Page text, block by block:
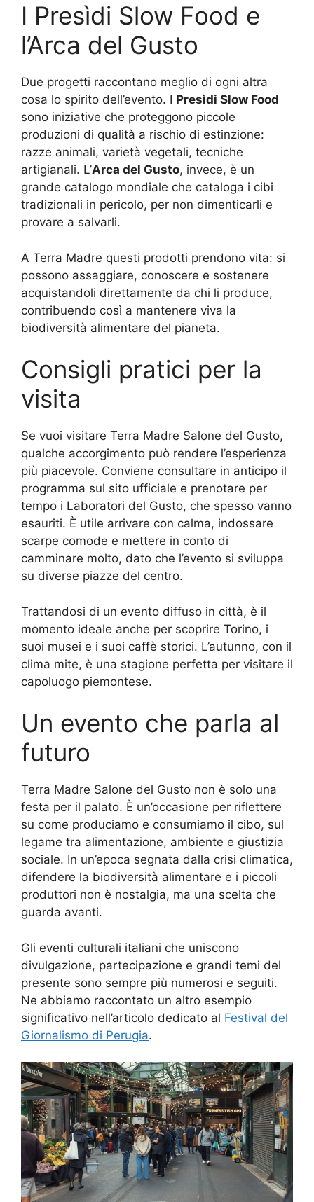
I Presìdi Slow Food e
l’Arca del Gusto
Due progetti raccontano meglio di ogni altra
cosa lo spirito dell’evento. I Presìdi Slow Food
sono iniziative che proteggono piccole
produzioni di qualità a rischio di estinzione:
razze animali, varietà vegetali, tecniche
artigianali. L’Arca del Gusto, invece, è un
grande catalogo mondiale che cataloga i cibi
tradizionali in pericolo, per non dimenticarli e
provare a salvarli.
A Terra Madre questi prodotti prendono vita: si
possono assaggiare, conoscere e sostenere
acquistandoli direttamente da chi li produce,
contribuendo così a mantenere viva la
biodiversità alimentare del pianeta.
Consigli pratici per la
visita
Se vuoi visitare Terra Madre Salone del Gusto,
qualche accorgimento può rendere l’esperienza
più piacevole. Conviene consultare in anticipo il
programma sul sito ufficiale e prenotare per
tempo i Laboratori del Gusto, che spesso vanno
esauriti. È utile arrivare con calma, indossare
scarpe comode e mettere in conto di
camminare molto, dato che l’evento si sviluppa
su diverse piazze del centro.
Trattandosi di un evento diffuso in città, è il
momento ideale anche per scoprire Torino, i
suoi musei e i suoi caffè storici. L’autunno, con il
clima mite, è una stagione perfetta per visitare il
capoluogo piemontese.
Un evento che parla al
futuro
Terra Madre Salone del Gusto non è solo una
festa per il palato. È un’occasione per riflettere
su come produciamo e consumiamo il cibo, sul
legame tra alimentazione, ambiente e giustizia
sociale. In un’epoca segnata dalla crisi climatica,
difendere la biodiversità alimentare e i piccoli
produttori non è nostalgia, ma una scelta che
guarda avanti.
Gli eventi culturali italiani che uniscono
divulgazione, partecipazione e grandi temi del
presente sono sempre più numerosi e seguiti.
Ne abbiamo raccontato un altro esempio
significativo nell’articolo dedicato al Festival del
Giornalismo di Perugia.